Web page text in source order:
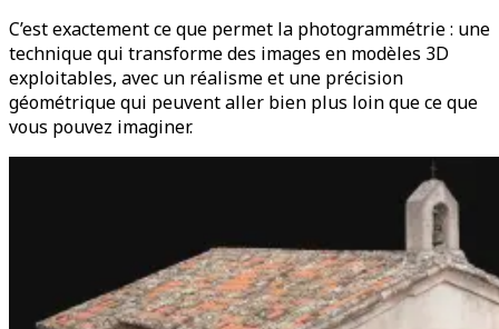
C’est exactement ce que permet la photogrammétrie : une
technique qui transforme des images en modèles 3D
exploitables, avec un réalisme et une précision
géométrique qui peuvent aller bien plus loin que ce que
vous pouvez imaginer.